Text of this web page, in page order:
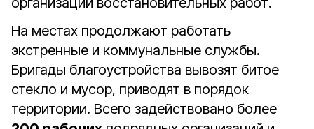
На местах продолжают работать
экстренные и коммунальные службы.
Бригады благоустройства вывозят битое
стекло и мусор, приводят в порядок
территории. Всего задействовано более